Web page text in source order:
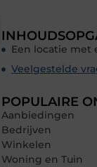
Een locatie met
Veelgestelde
POPULAIRE
Aanbiedingen
Bedrijven
Winkelen
Woning en Tuin